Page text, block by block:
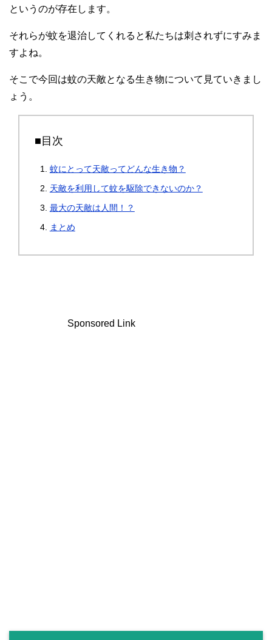
というのが存在します。
それらが蚊を退治してくれると私たちは刺されずにすみま
すよね。
そこで今回は蚊の天敵となる生き物について見ていきまし
ょう。
■目次
蚊にとって天敵ってどんな生き物？
天敵を利用して蚊を駆除できないのか？
最大の天敵は人間！？
まとめ
Sponsored Link